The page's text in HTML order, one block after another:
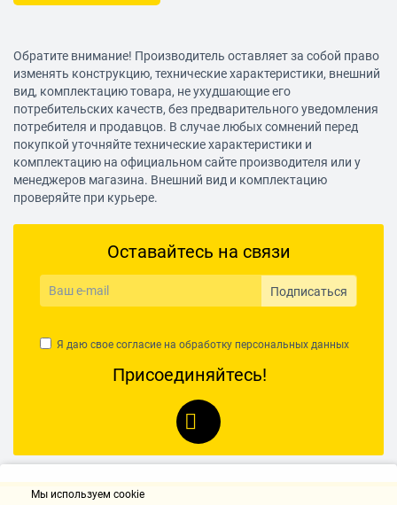
Обратите внимание! Производитель оставляет за собой право
изменять конструкцию, технические характеристики, внешний
вид, комплектацию товара, не ухудшающие его
потребительских качеств, без предварительного уведомления
потребителя и продавцов. В случае любых сомнений перед
покупкой уточняйте технические характеристики и
комплектацию на официальном сайте производителя или у
менеджеров магазина. Внешний вид и комплектацию
проверяйте при курьере.
Оставайтесь на связи
Подписаться
Я даю свое согласие на обработку персональных данных
Присоединяйтесь!
Мы используем cookie